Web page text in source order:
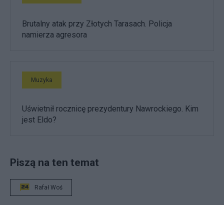
Brutalny atak przy Złotych Tarasach. Policja
namierza agresora
Muzyka
Uświetnił rocznicę prezydentury Nawrockiego. Kim
jest Eldo?
Piszą na ten temat
Rafał Woś